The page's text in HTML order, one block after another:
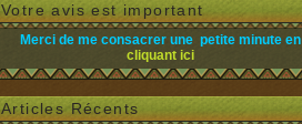
Votre avis est important
Merci de me consacrer une petite minute en
cliquant ici
Articles Récents